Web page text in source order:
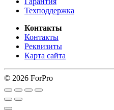
Техподдержка
Контакты
Контакты
Реквизиты
Карта сайта
© 2026 ForPro